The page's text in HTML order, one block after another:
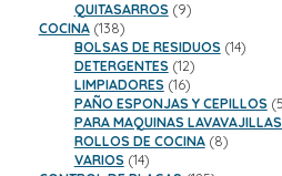
QUITASARROS 99
COCINA 138138
productos
BOLSAS DE RESIDUOS 1414
DETERGENTES 1212
productos
LIMPIADORES 1616
productos
PAÑO ESPONJAS Y CEPILLOS
PARA MAQUINAS
ROLLOS DE COCINA 88
VARIOS 1414